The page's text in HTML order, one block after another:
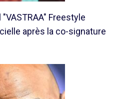
Freestyle
après la co-signature